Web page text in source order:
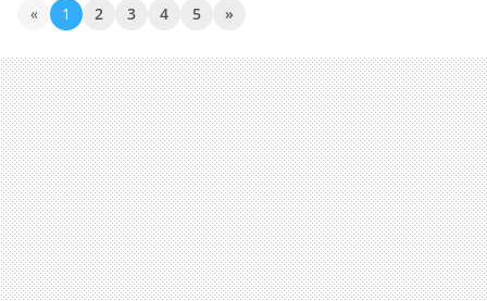
« 1 2 3 4 5 »